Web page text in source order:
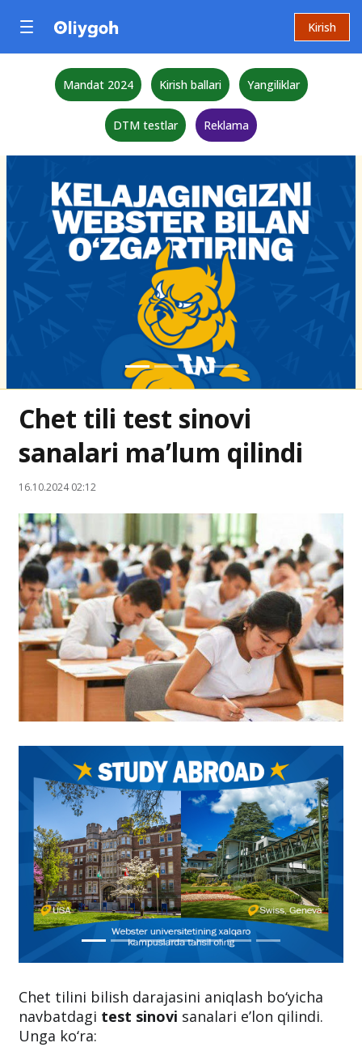
Kirish
Mandat 2024 Kirish ballari Yangiliklar
DTM testlar Reklama
Chet tili test sinovi
sanalari ma’lum qilindi
16.10.2024 02:12
Chet tilini bilish darajasini aniqlash bo‘yicha
navbatdagi test sinovi sanalari e’lon qilindi.
Unga ko‘ra: